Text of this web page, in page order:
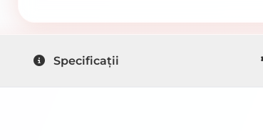
Specificații